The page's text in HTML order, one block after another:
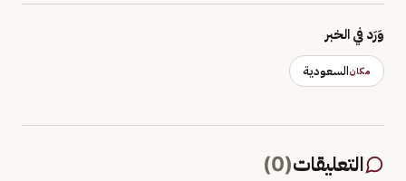
وَرَد في الخبر
مكانالسعودية
التعليقات(
0
)